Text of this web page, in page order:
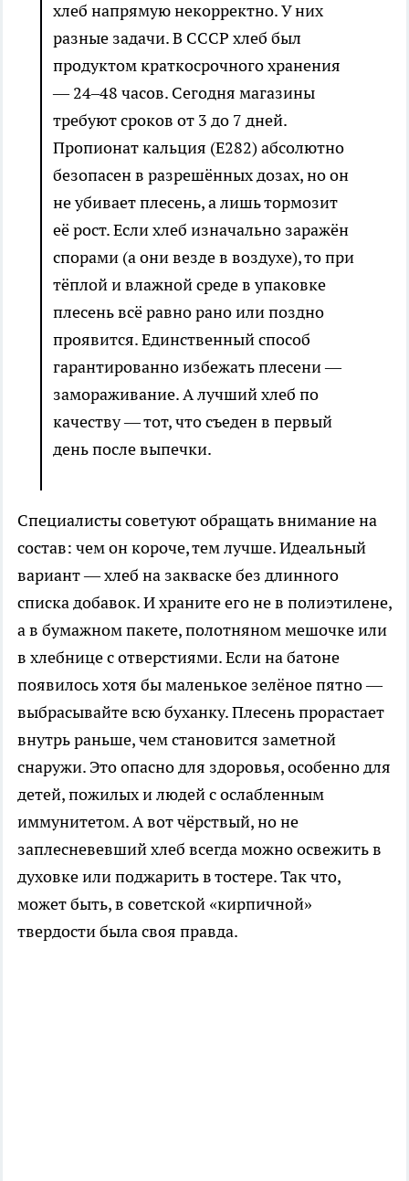
хлеб напрямую некорректно. У них
разные задачи. В СССР хлеб был
продуктом краткосрочного хранения
— 24–48 часов. Сегодня магазины
требуют сроков от 3 до 7 дней.
Пропионат кальция (Е282) абсолютно
безопасен в разрешённых дозах, но он
не убивает плесень, а лишь тормозит
её рост. Если хлеб изначально заражён
спорами (а они везде в воздухе), то при
тёплой и влажной среде в упаковке
плесень всё равно рано или поздно
проявится. Единственный способ
гарантированно избежать плесени —
замораживание. А лучший хлеб по
качеству — тот, что съеден в первый
день после выпечки.
Специалисты советуют обращать внимание на
состав: чем он короче, тем лучше. Идеальный
вариант — хлеб на закваске без длинного
списка добавок. И храните его не в полиэтилене,
а в бумажном пакете, полотняном мешочке или
в хлебнице с отверстиями. Если на батоне
появилось хотя бы маленькое зелёное пятно —
выбрасывайте всю буханку. Плесень прорастает
внутрь раньше, чем становится заметной
снаружи. Это опасно для здоровья, особенно для
детей, пожилых и людей с ослабленным
иммунитетом. А вот чёрствый, но не
заплесневевший хлеб всегда можно освежить в
духовке или поджарить в тостере. Так что,
может быть, в советской «кирпичной»
твердости была своя правда.